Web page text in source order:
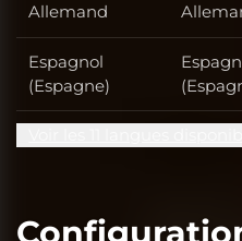
Allemand
Espagnol
(Espagne)